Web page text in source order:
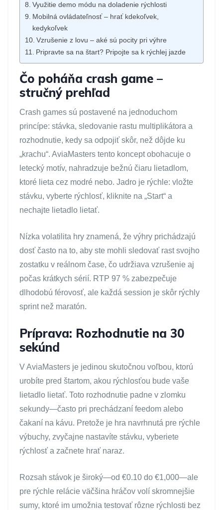
Využitie demo módu na doladenie rýchlosti
Mobilná ovládateľnosť – hrať kdekoľvek,
kedykoľvek
Vzrušenie z lovu – aké sú pocity pri výhre
Pripravte sa na štart? Pripojte sa k rýchlej jazde
Čo poháňa crash game –
stručný prehľad
Crash games sú postavené na jednoduchom
princípe: stávka, sledovanie rastu multiplikátora a
rozhodnutie, kedy sa odpojiť skôr, než dôjde ku
„krachu“. AviaMasters tento koncept obohacuje o
letecký motív, nahradzuje bežnú čiaru lietadlom,
ktoré lieta cez modré nebo. Jadro je rýchle: vložte
stávku, vyberte rýchlosť, kliknite na „Start“ a
nechajte lietadlo lietať.
Nízka volatilita hry znamená, že výhry prichádzajú
dosť často na to, aby ste mohli sledovať rast svojho
zostatku v reálnom čase, čo udržiava vzrušenie aj
počas krátkych sérií. RTP 97 % zabezpečuje
dlhodobú férovosť, ale každá session je skôr rýchly
sprint než maratón.
Príprava: Rozhodnutie na 30
sekúnd
V AviaMasters je jedinou skutočnou voľbou, ktorú
urobíte pred štartom, akou rýchlosťou bude vaše
lietadlo lietať. Toto rozhodnutie padne v zlomku
sekundy—často pri prechádzaní feedom alebo
čakaní na kávu. Pretože je hra navrhnutá pre rýchle
výbuchy, zvyčajne nastavíte stávku, vyberiete
rýchlosť a začnete hrať naraz.
Rozsah stávok je široký—od €0.10 do €1,000—ale
pre rýchle relácie väčšina hráčov volí skromnejšie
sumy, ktoré im umožnia testovať rôzne rýchlosti bez